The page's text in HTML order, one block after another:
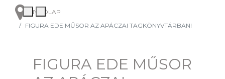
NYITÓLAP
FIGURA EDE MŰSOR AZ APÁCZAI TAGKÖNYVTÁRBAN!
FIGURA EDE MŰSOR